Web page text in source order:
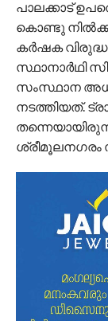
പാലക്കാട്
കൊണ്ടു
കര്‍ഷക വിരുദ്ധ
സ്ഥാനാര്‍ഥി
സംസ്ഥാന
നടത്തിയത്.
ശ്രീമൂലനഗരം